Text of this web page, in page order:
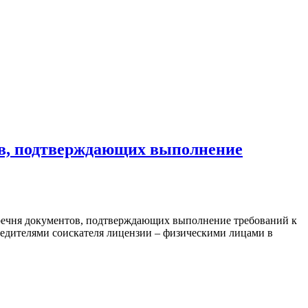
подтверждающих выполнение
документов, подтверждающих выполнение требований к
соискателя лицензии – физическими лицами в